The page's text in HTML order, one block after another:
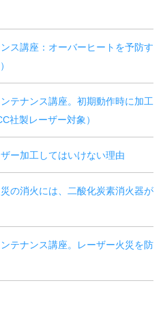
ス講座：オーバーヒートを予防す
テナンス講座。初期動作時に加工
社製レーザー対象）
ー加工してはいけない理由
の消火には、二酸化炭素消火器が
テナンス講座。レーザー火災を防